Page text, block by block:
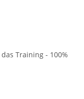
Training - 100%